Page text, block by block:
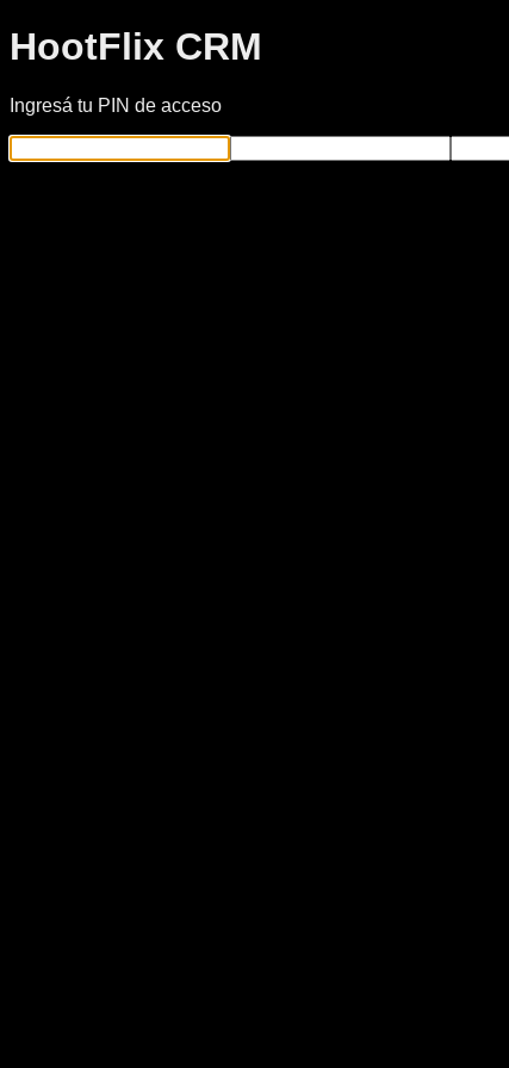
HootFlix CRM
Ingresá tu PIN de acceso